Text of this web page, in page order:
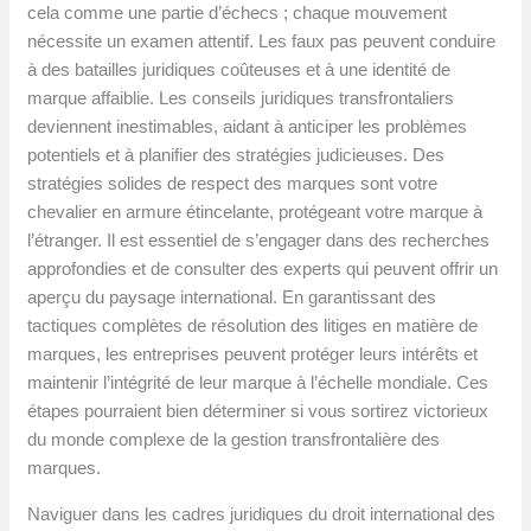
cela comme une partie d’échecs ; chaque mouvement
nécessite un examen attentif. Les faux pas peuvent conduire
à des batailles juridiques coûteuses et à une identité de
marque affaiblie. Les conseils juridiques transfrontaliers
deviennent inestimables, aidant à anticiper les problèmes
potentiels et à planifier des stratégies judicieuses. Des
stratégies solides de respect des marques sont votre
chevalier en armure étincelante, protégeant votre marque à
l’étranger. Il est essentiel de s’engager dans des recherches
approfondies et de consulter des experts qui peuvent offrir un
aperçu du paysage international. En garantissant des
tactiques complètes de résolution des litiges en matière de
marques, les entreprises peuvent protéger leurs intérêts et
maintenir l’intégrité de leur marque à l’échelle mondiale. Ces
étapes pourraient bien déterminer si vous sortirez victorieux
du monde complexe de la gestion transfrontalière des
marques.
Naviguer dans les cadres juridiques du droit international des